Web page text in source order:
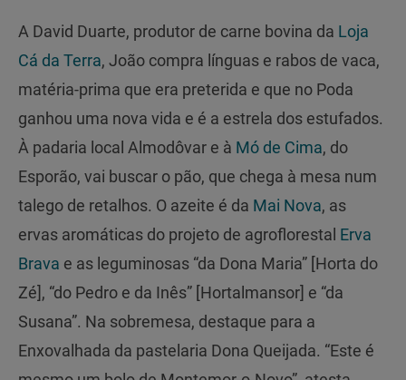
A David Duarte, produtor de carne bovina da Loja
Cá da Terra, João compra línguas e rabos de vaca,
matéria-prima que era preterida e que no Poda
ganhou uma nova vida e é a estrela dos estufados.
À padaria local Almodôvar e à Mó de Cima, do
Esporão, vai buscar o pão, que chega à mesa num
talego de retalhos. O azeite é da Mai Nova, as
ervas aromáticas do projeto de agroflorestal Erva
Brava e as leguminosas “da Dona Maria” [Horta do
Zé], “do Pedro e da Inês” [Hortalmansor] e “da
Susana”. Na sobremesa, destaque para a
Enxovalhada da pastelaria Dona Queijada. “Este é